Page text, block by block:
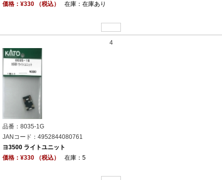
価格：¥330 （税込）
在庫：在庫あり
4
品番：8035-1G
JANコード：4952844080761
ヨ3500 ライトユニット
価格：¥330 （税込）
在庫：5